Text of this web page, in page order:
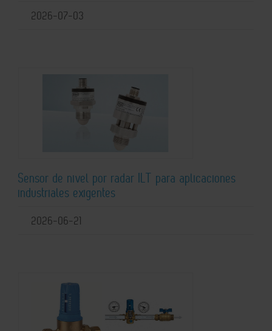
2026-07-03
Sensor de nivel por radar ILT para aplicaciones
industriales exigentes
2026-06-21